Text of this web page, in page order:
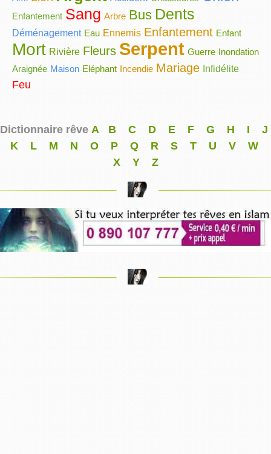
Enfantement Sang Arbre Bus Dents
Déménagement Eau Ennemis Enfantement Enfant
Mort Rivière Fleurs Serpent Guerre Inondation
Araignée Maison Eléphant Incendie Mariage Infidélite
Feu
Dictionnaire rêve A B C D E F G H I
J
K
L M N O P Q R S T U V
W
X
Y Z